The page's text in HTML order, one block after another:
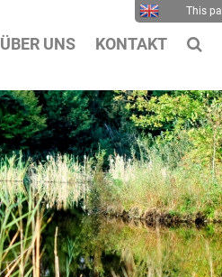
This
ÜBER UNS KONTAKT